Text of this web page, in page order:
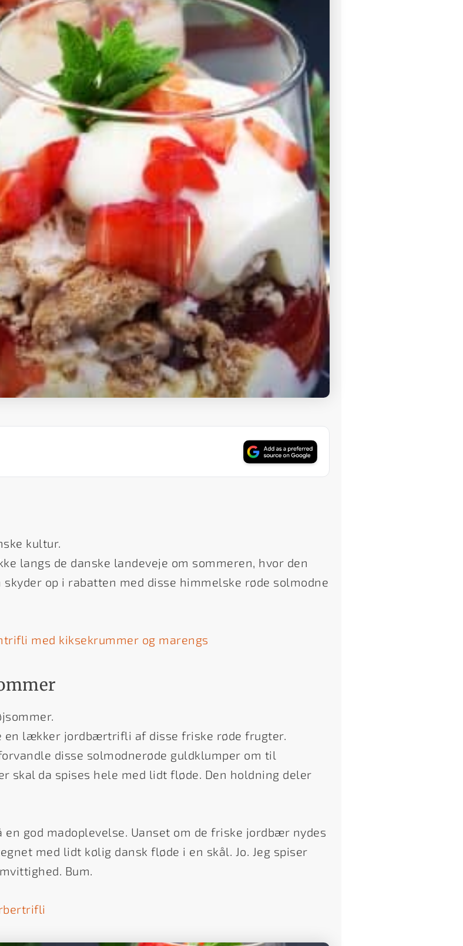
kultur.
langs de danske landeveje om sommeren, hvor den
op i rabatten med disse himmelske røde solmodne
med kiksekrummer og marengs
en lækker jordbærtrifli af disse friske røde frugter.
disse solmodnerøde guldklumper om til
skal da spises hele med lidt fløde. Den holdning deler
god madoplevelse. Uanset om de friske jordbær nydes
med lidt kølig dansk fløde i en skål. Jo. Jeg spiser
Bum.